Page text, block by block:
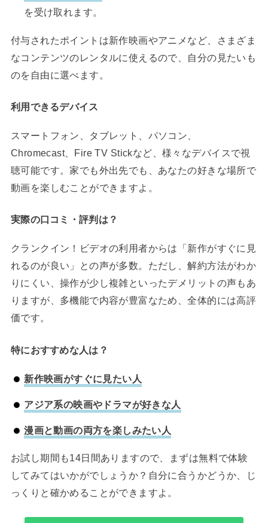
を受け取れます。
付与されたポイントは新作映画やアニメなど、さまざま
なコンテンツのレンタルに使えるので、自分の見たいも
のを自由に選べます。
利用できるデバイス
スマートフォン、タブレット、パソコン、
Chromecast、Fire TV Stickなど、様々なデバイスで視
聴可能です。家でも外出先でも、あなたの好きな場所で
動画を楽しむことができますよ。
実際の口コミ・評判は？
クランクイン！ビデオの利用者からは「新作がすぐに見
れるのが良い」との声が多数。ただし、解約方法がわか
りにくい、操作が少し複雑といったデメリットの声もあ
りますが、多機能で内容が豊富なため、全体的には高評
価です。
特におすすめな人は？
新作映画がすぐに見たい人
アジア系の映画やドラマが好きな人
漫画と動画の両方を楽しみたい人
お試し期間も14日間ありますので、まずは無料で体験
してみてはいかがでしょうか？自分に合うかどうか、じ
っくりと確かめることができますよ。